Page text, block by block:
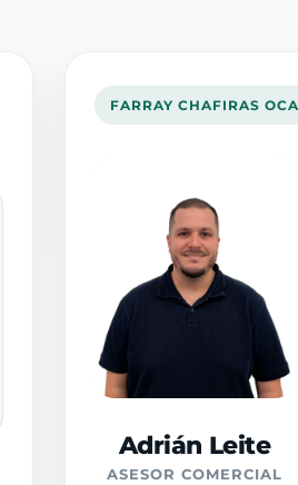
FARRAY CHAFIRAS
Adrián Leite
ASESOR COMERCIAL